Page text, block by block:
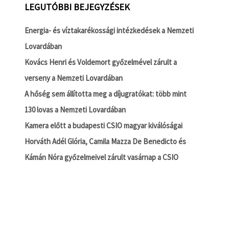
LEGUTÓBBI BEJEGYZÉSEK
Energia- és víztakarékossági intézkedések a Nemzeti
Lovardában
Kovács Henri és Voldemort győzelmével zárult a
verseny a Nemzeti Lovardában
A hőség sem állította meg a díjugratókat: több mint
130 lovas a Nemzeti Lovardában
Kamera előtt a budapesti CSIO magyar kiválóságai
Horváth Adél Glória, Camila Mazza De Benedicto és
Kámán Nóra győzelmeivel zárult vasárnap a CSIO